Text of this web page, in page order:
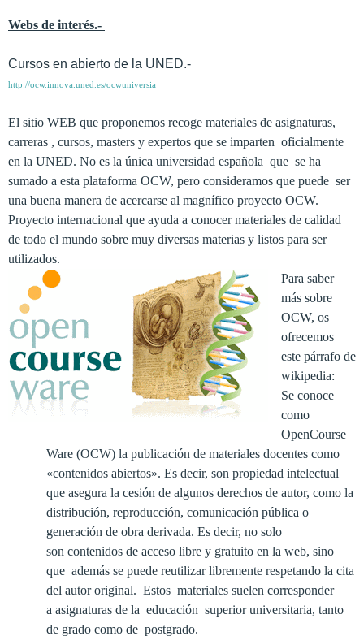
Webs de interés.-
Cursos en abierto de la UNED.-
http://ocw.innova.uned.es/ocwuniversia
El sitio WEB que proponemos recoge materiales de asignaturas,
carreras , cursos, masters y expertos que se imparten oficialmente
en la UNED. No es la única universidad española que se ha
sumado a esta plataforma OCW, pero consideramos que puede ser
una buena manera de acercarse al magnífico proyecto OCW.
Proyecto internacional que ayuda a conocer materiales de calidad
de todo el mundo sobre muy diversas materias y listos para ser
utilizados.
Para saber
más sobre
OCW, os
ofrecemos
este párrafo de
wikipedia:
Se conoce
como
OpenCourse
Ware (OCW) la publicación de materiales docentes como
«contenidos abiertos». Es decir, son propiedad intelectual
que asegura la cesión de algunos derechos de autor, como la
distribución, reproducción, comunicación pública o
generación de obra derivada. Es decir, no solo
son contenidos de acceso libre y gratuito en la web, sino
que además se puede reutilizar libremente respetando la cita
del autor original. Estos materiales suelen corresponder
a asignaturas de la educación superior universitaria, tanto
de grado como de postgrado.